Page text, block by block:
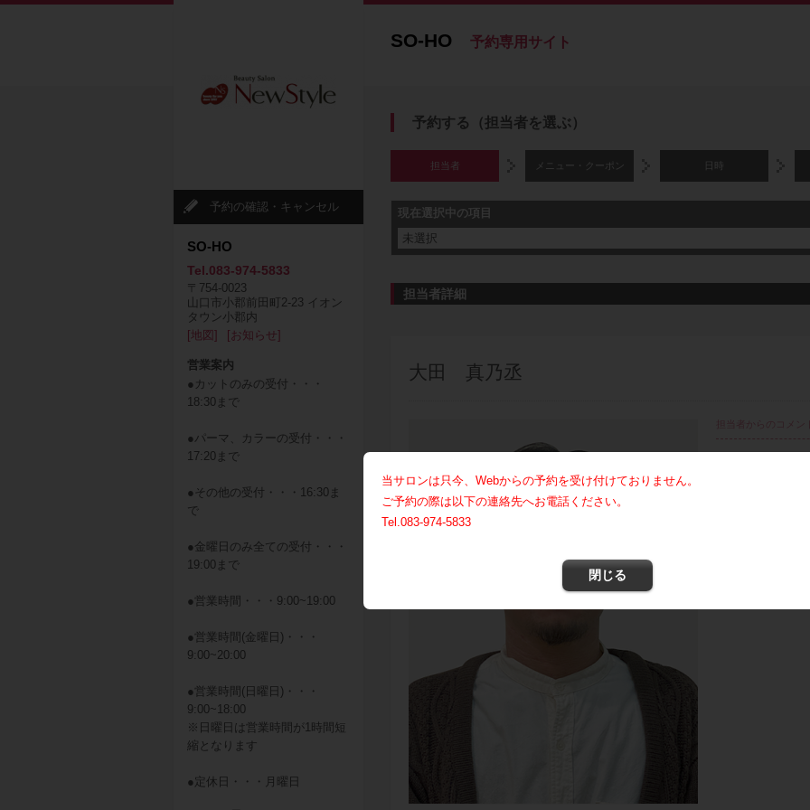
SO-HO 予約専用サイト
予約する（担当者を選ぶ）
担当者 メニュー・クーポン 日時
当サロンは只今、Webからの予約を受け付けておりません。
ご予約の際は以下の連絡先へお電話ください。
Tel.083-974-5833
閉じる
現在選択中の項目
未選択
担当者詳細
大田 真乃丞
予約の確認・キャンセル
SO-HO
Tel.083-974-5833
〒754-0023
山口市小郡前田町2-23 イオン
タウン小郡内
[地図]
[お知らせ]
営業案内
●カットのみの受付・・・
18:30まで
●パーマ、カラーの受付・・・
17:20まで
●その他の受付・・・16:30ま
で
●金曜日のみ全ての受付・・・
19:00まで
●営業時間・・・9:00~19:00
●営業時間(金曜日)・・・
9:00~20:00
●営業時間(日曜日)・・・
9:00~18:00
※日曜日は営業時間が1時間短
縮となります
●定休日・・・月曜日